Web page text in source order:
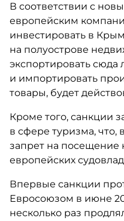
В соответствии с
европейским
инвестировать в
на полуострове
экспортировать сюда
и импортировать
товары, будет
Кроме того, санкции
в сфере туризма, что,
запрет на
европейских
Впервые санкции
Евросоюзом в июне
несколько раз